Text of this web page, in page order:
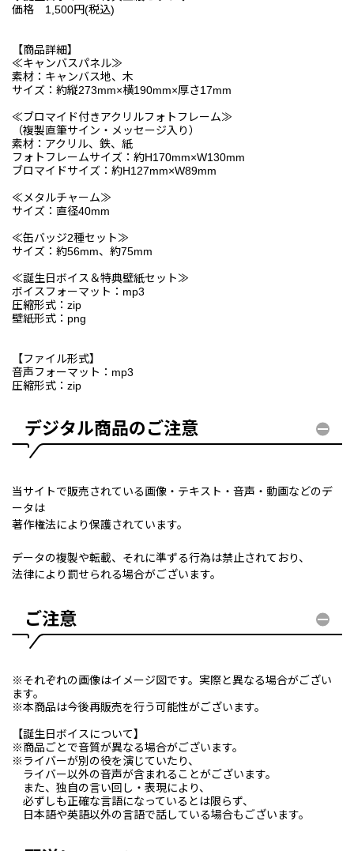
価格 1,500円(税込)
【商品詳細】
≪キャンバスパネル≫
素材：キャンバス地、木
サイズ：約縦273mm×横190mm×厚さ17mm
≪ブロマイド付きアクリルフォトフレーム≫
（複製直筆サイン・メッセージ入り）
素材：アクリル、鉄、紙
フォトフレームサイズ：約H170mm×W130mm
ブロマイドサイズ：約H127mm×W89mm
≪メタルチャーム≫
サイズ：直径40mm
≪缶バッジ2種セット≫
サイズ：約56mm、約75mm
≪誕生日ボイス＆特典壁紙セット≫
ボイスフォーマット：mp3
圧縮形式：zip
壁紙形式：png
【ファイル形式】
音声フォーマット：mp3
圧縮形式：zip
デジタル商品のご注意
当サイトで販売されている画像・テキスト・音声・動画などのデ
ータは
著作権法により保護されています。
データの複製や転載、それに準ずる行為は禁止されており、
法律により罰せられる場合がございます。
ご注意
※それぞれの画像はイメージ図です。実際と異なる場合がござい
ます。
※本商品は今後再販売を行う可能性がございます。
【誕生日ボイスについて】
※商品ごとで音質が異なる場合がございます。
※ライバーが別の役を演じていたり、
ライバー以外の音声が含まれることがございます。
また、独自の言い回し・表現により、
必ずしも正確な言語になっているとは限らず、
日本語や英語以外の言語で話している場合もございます。